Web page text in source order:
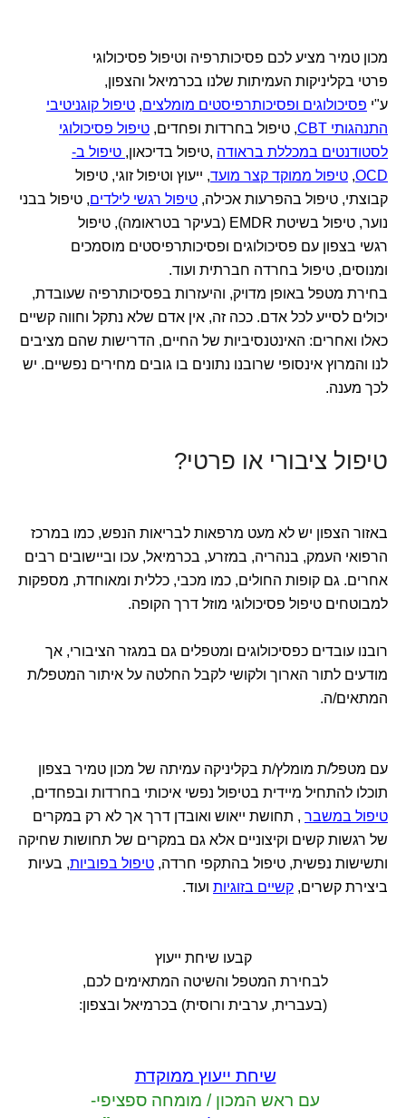
מכון טמיר מציע לכם פסיכותרפיה וטיפול פסיכולוגי
פרטי בקליניקות העמיתות שלנו בכרמיאל והצפון,
ע"י פסיכולוגים ופסיכותרפיסטים מומלצים, טיפול קוגניטיבי
התנהגותי CBT
, טיפול בחרדות ופחדים, טיפול פסיכולוגי
לסטודנטים במכללת בראודה ,טיפול בדיכאון, טיפול ב-
OCD
, טיפול ממוקד קצר מועד, ייעוץ וטיפול זוגי, טיפול
קבוצתי, טיפול בהפרעות אכילה, טיפול רגשי לילדים, טיפול בבני
נוער, טיפול בשיטת EMDR (בעיקר בטראומה), טיפול
רגשי בצפון עם פסיכולוגים ופסיכותרפיסטים מוסמכים
ומנוסים, טיפול בחרדה חברתית ועוד.
בחירת מטפל באופן מדויק, והיעזרות בפסיכותרפיה שעובדת,
יכולים לסייע לכל אדם. ככה זה, אין אדם שלא נתקל וחווה קשיים
כאלו ואחרים: האינטנסיביות של החיים, הדרישות שהם מציבים
לנו והמרוץ אינסופי שרובנו נתונים בו גובים מחירים נפשיים. יש
לכך מענה.
טיפול ציבורי או פרטי?
באזור הצפון יש לא מעט מרפאות לבריאות הנפש, כמו במרכז
הרפואי העמק, בנהריה, במזרע, בכרמיאל, עכו וביישובים רבים
אחרים. גם קופות החולים, כמו מכבי, כללית ומאוחדת, מספקות
למבוטחים טיפול פסיכולוגי מוזל דרך הקופה.
רובנו עובדים כפסיכולוגים ומטפלים גם במגזר הציבורי, אך
מודעים לתור הארוך ולקושי לקבל החלטה על איתור המטפל/ת
המתאים/ה.
עם מטפל/ת מומלץ/ת בקליניקה עמיתה של מכון טמיר בצפון
תוכלו להתחיל מיידית בטיפול נפשי איכותי בחרדות ובפחדים,
טיפול במשבר , תחושת ייאוש ואובדן דרך אך לא רק במקרים
של רגשות קשים וקיצוניים אלא גם במקרים של תחושות שחיקה
ותשישות נפשית, טיפול בהתקפי חרדה, טיפול בפוביות, בעיות
ביצירת קשרים, קשיים בזוגיות ועוד.
קבעו שיחת ייעוץ
לבחירת המטפל והשיטה המתאימים לכם,
(בעברית, ערבית ורוסית) בכרמיאל ובצפון:
שיחת ייעוץ ממוקדת
עם ראש המכון / מומחה ספציפי-